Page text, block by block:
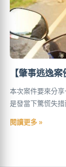
【肇事逃逸
本次案件要來分
是發當下驚慌失
閱讀更多 »